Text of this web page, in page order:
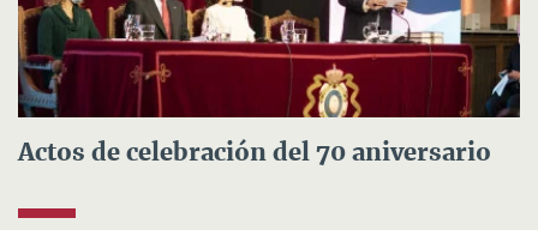
Actos de celebración del 70 aniversario